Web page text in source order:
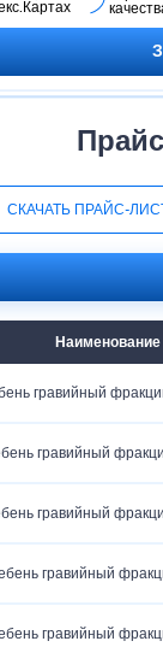
и
с расчетом
щебня.
СКАЧАТЬ ПРАЙС-
Наименование
гравийный
гравийный
гравийный
гравийный
гравийный